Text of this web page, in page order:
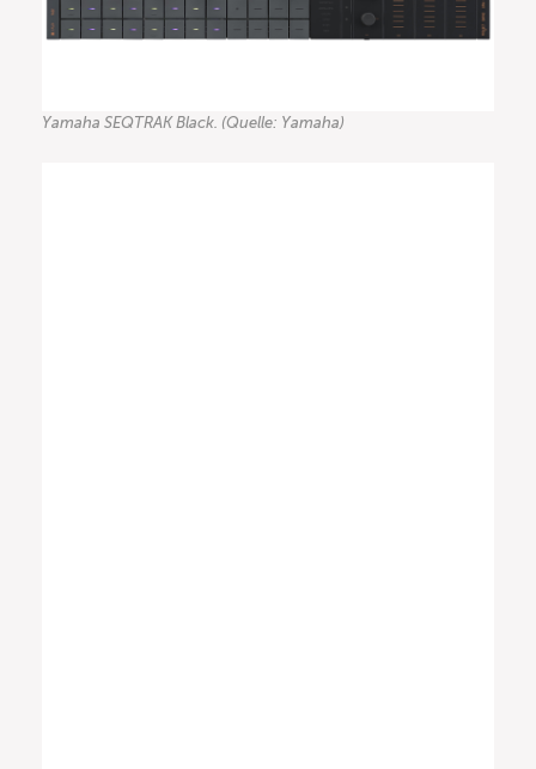
Yamaha SEQTRAK Black. (Quelle: Yamaha)